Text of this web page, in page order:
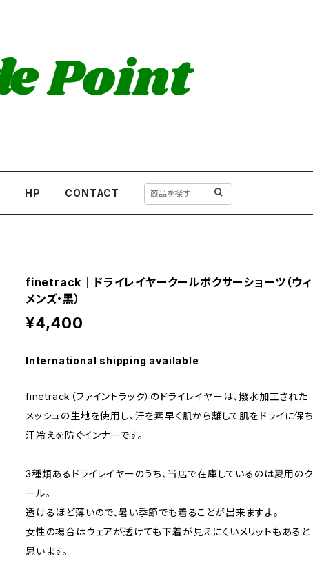
HP CONTACT
finetrack｜ドライレイヤークールボクサーショーツ（ウィ
メンズ・黒）
¥4,400
International shipping available
finetrack（ファイントラック）のドライレイヤーは、撥水加工された
メッシュの生地を使用し、汗を素早く肌から離して肌をドライに保ち
汗冷えを防ぐインナーです。
3種類あるドライレイヤーのうち、当店で在庫しているのは夏用のク
ール。
透けるほど薄いので、暑い季節でも着ることが出来ますよ。
女性の場合はウェアが透けても下着が見えにくいメリットもあると
思います。